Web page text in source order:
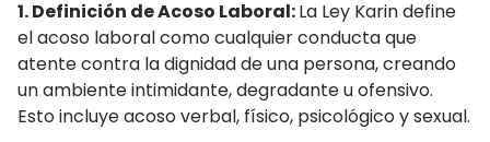
1. Definición de Acoso Laboral:La Ley Karin define
el acoso laboral como cualquier conducta que
atente contra la dignidad de una persona, creando
un ambiente intimidante, degradante u ofensivo.
Esto incluye acoso verbal, físico, psicológico y sexual.